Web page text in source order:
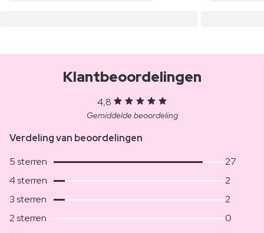
Klantbeoordelingen
4,8
Gemiddelde beoordeling
Verdeling van beoordelingen
5 sterren
27
4 sterren
2
3 sterren
2
2 sterren
0